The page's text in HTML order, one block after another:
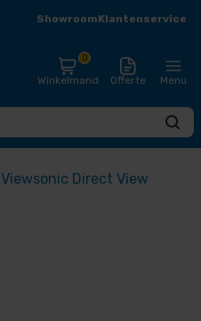
Grootassortiment
ShowroomKlantenservice
Winkelmand
0
Offerte Menu
Viewsonic Direct View